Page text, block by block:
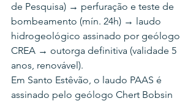
de Pesquisa) → perfuração e teste de
bombeamento (mín. 24h) → laudo
hidrogeológico assinado por geólogo
CREA → outorga definitiva (validade 5
anos, renovável).
Em Santo Estêvão, o laudo PAAS é
assinado pelo geólogo Chert Bobsin